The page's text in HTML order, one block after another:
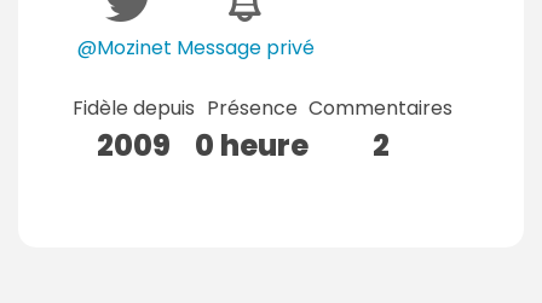
@Mozinet Message privé
Fidèle depuis
2009
Présence
0 heure
Commentaires
2